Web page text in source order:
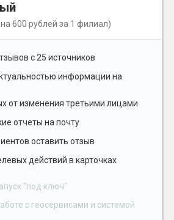
600 рублей за 1 филиал)
с 25 источников
информации на
от изменения третьими лицами
отчеты на почту
оставить отзыв
действий в карточках
"под ключ"
с геосервисами и системой